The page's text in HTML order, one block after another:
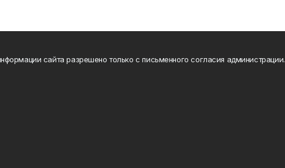
сайта разрешено только с письменного согласия администрации.